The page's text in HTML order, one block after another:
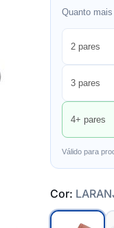
Quanto
2 pares
3 pares
4+ pares
Válido para
Cor: